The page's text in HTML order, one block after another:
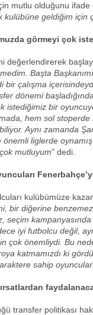
mutlu olduğunu
kulübüne geldiğim için
görmeyi çok
değerlendirerek
Başta
bir çalışma
dönemi
istediğimiz bir
hem sol
Aynı zamanda
liglerde
mutluyum” dedi.
kulübümüze
bir diğerine
seçim
iyi futbolcu değil,
çok önemliydi. Bu
katmamızdı ki
sahip oyuncular
transfer politikası